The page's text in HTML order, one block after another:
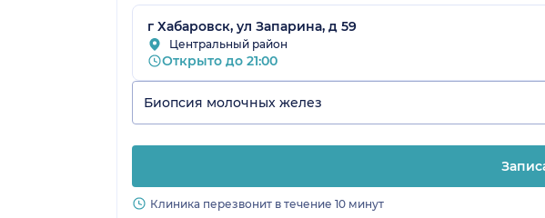
г Хабаровск, ул Запарина, д 59
Центральный район
Открыто до 21:00
Биопсия молочных желез
Клиника перезвонит в течение 10 минут